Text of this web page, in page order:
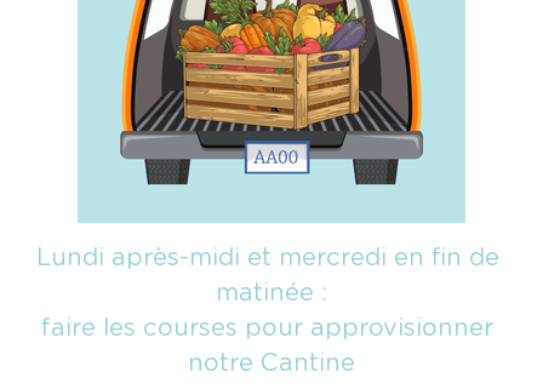
Lundi après-midi et mercredi en fin de
matinée :
faire les courses pour approvisionner
notre Cantine